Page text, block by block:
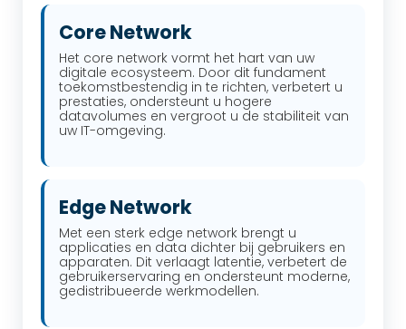
Core Network
Het core network vormt het hart van uw
digitale ecosysteem. Door dit fundament
toekomstbestendig in te richten, verbetert u
prestaties, ondersteunt u hogere
datavolumes en vergroot u de stabiliteit van
uw IT-omgeving.
Edge Network
Met een sterk edge network brengt u
applicaties en data dichter bij gebruikers en
apparaten. Dit verlaagt latentie, verbetert de
gebruikerservaring en ondersteunt moderne,
gedistribueerde werkmodellen.